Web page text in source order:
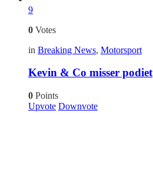
9
0 Votes
in Breaking News, Motorsport
Kevin & Co misser podiet
0 Points
Upvote Downvote